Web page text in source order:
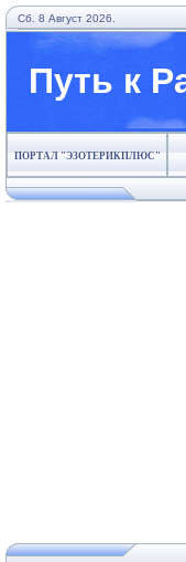
Сб. 8 Август 2026.
Путь к
ПОРТАЛ "ЭЗОТЕРИКПЛЮС"